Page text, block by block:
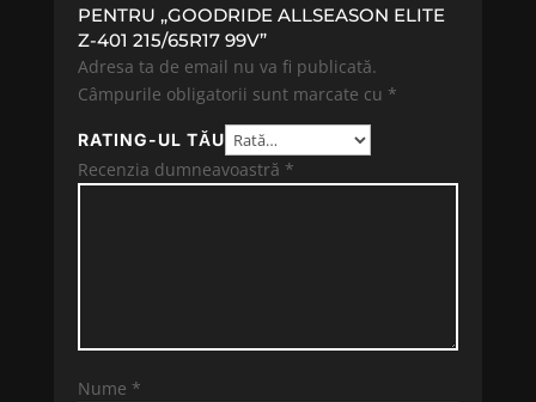
PENTRU „GOODRIDE ALLSEASON ELITE
Z-401 215/65R17 99V”
Adresa ta de email nu va fi publicată.
Câmpurile obligatorii sunt marcate cu *
RATING-UL TĂU
Recenzia dumneavoastră *
Nume *